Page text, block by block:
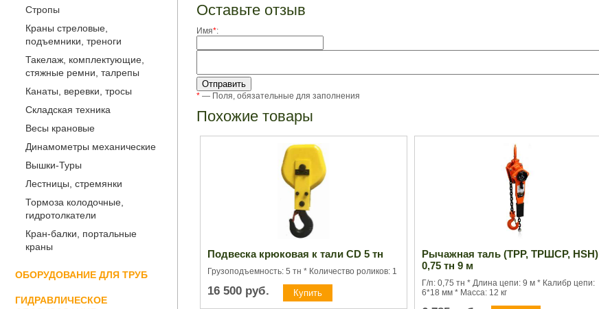
Стропы
Краны стреловые,
подъемники, треноги
Такелаж, комплектующие,
стяжные ремни, талрепы
Канаты, веревки, тросы
Складская техника
Весы крановые
Динамометры механические
Вышки-Туры
Лестницы, стремянки
Тормоза колодочные,
гидротолкатели
Кран-балки, портальные
краны
ОБОРУДОВАНИЕ ДЛЯ ТРУБ
ГИДРАВЛИЧЕСКОЕ
Оставьте отзыв
Имя*:
* — Поля, обязательные для заполнения
Похожие товары
Подвеска крюковая к тали CD 5 тн
Грузоподъемность: 5 тн * Количество роликов: 1
16 500 руб.
Рычажная таль (ТРР, ТРШСР, HSH)
0,75 тн 9 м
Г/п: 0,75 тн * Длина цепи: 9 м * Калибр цепи:
6*18 мм * Масса: 12 кг